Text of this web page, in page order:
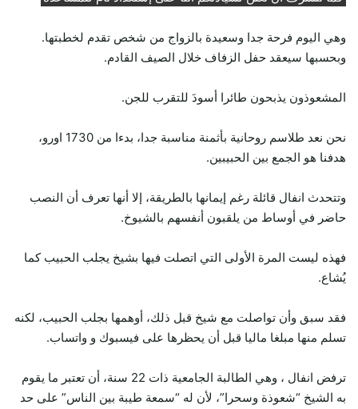
وهي اليوم فرحة جدا وسعيدة بالزواج من شخص تقدم لخطبتها.
وبحسبها سيعقد حفل الزفاف خلال الصيف القادم.
المشعوذون يذبحون طائرا أسودَ للتقرب للجن.
نحن نعد طلاسم روحانية بأثمنة مناسبة جدا، بدءا من 1730 اورو،
هدفنا هو الجمع بين الحبيبين.
وتتحدث انفال قائلة رغم إيمانها بالطريقة، إلا أنها تعرف أن النصب
حاضر في أوساط من يلقبون أنفسهم بالشيوخ.
فهذه ليست المرة الأولى التي اتصلت فيها بشيخ يجلب الحبيب كما
يُشاع.
فقد سبق وأن تواصلت مع شيخ قبل ذلك، أوهمها بجلب الحبيب، لكنه
تسلم منها مبلغا ماليا قبل أن يحظرها على فيسبوك و واتساب.
ترفض انفال ، وهي الطالبة الجامعية ذات 22 سنة، أن تعتبر ما يقوم
به الشيخ “شعوذة وسحرا”، لأن له “سمعة طيبة بين الناس” على حد